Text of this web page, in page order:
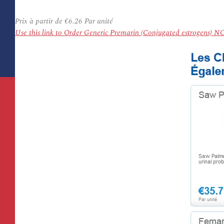
Prix à partir de €6.26 Par unité
Use this link to Order Generic Premarin (Conjugated estrogens)